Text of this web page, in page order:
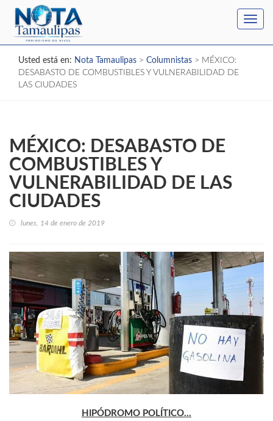
Usted está en: Nota Tamaulipas > Columnistas > MÉXICO:
DESABASTO DE COMBUSTIBLES Y VULNERABILIDAD DE
LAS CIUDADES
MÉXICO: DESABASTO DE
COMBUSTIBLES Y
VULNERABILIDAD DE LAS
CIUDADES
lunes, 14 de enero de 2019
HIPÓDROMO POLÍTICO…